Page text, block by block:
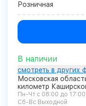
Розничная
В наличии
смотреть в других
Московская
километр
Пн-Чт с 08:00 до 17:00
Сб-Вс Выходной